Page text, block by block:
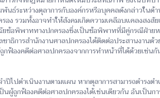
นธ์ระหว่างตุลาการกับองค์กรหรือบุคคลดังกล่าวในด้
ง รวมทั้งอาจทำให้สังคมเกิดความเคลือบแคลงสงสัย
ยข้อพิพาททางปกครองซึ่งเป็นข้อพิพาทที่มีคู่กรณีฝ่าย
าธิการสำนักงานศาลปกครองได้ติดต่อประสานงานด้
ฟ้องคดีต่อศาลปกครองจากการทำหน้าที่ได้ด้วยเช่น
ไปดำเนินงานตามแผน หากตุลาการสามารถดำรงต
นผู้ถูกฟ้องคดีต่อศาลปกครองได้เช่นเดียวกัน อันเป็นก